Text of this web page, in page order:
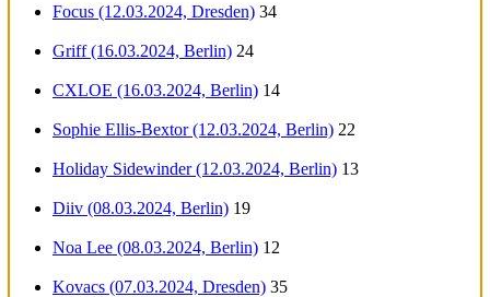
Focus (12.03.2024, Dresden) 34
Griff (16.03.2024, Berlin) 24
CXLOE (16.03.2024, Berlin) 14
Sophie Ellis-Bextor (12.03.2024, Berlin) 22
Holiday Sidewinder (12.03.2024, Berlin) 13
Diiv (08.03.2024, Berlin) 19
Noa Lee (08.03.2024, Berlin) 12
Kovacs (07.03.2024, Dresden) 35